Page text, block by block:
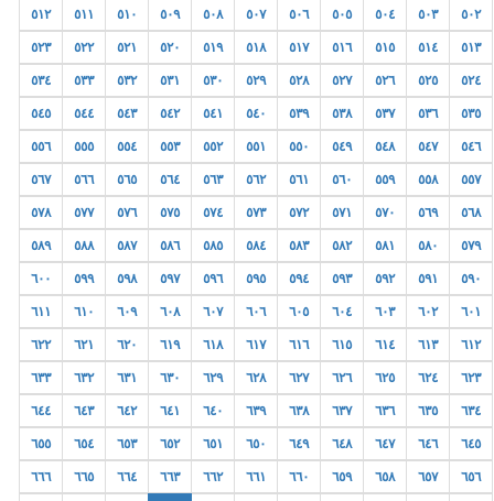
٥٠٢ ٥٠٣ ٥٠٤ ٥٠٥ ٥٠٦ ٥٠٧ ٥٠٨ ٥٠٩ ٥١٠ ٥١١ ٥١٢
٥١٣ ٥١٤ ٥١٥ ٥١٦ ٥١٧ ٥١٨ ٥١٩ ٥٢٠ ٥٢١ ٥٢٢ ٥٢٣
٥٢٤ ٥٢٥ ٥٢٦ ٥٢٧ ٥٢٨ ٥٢٩ ٥٣٠ ٥٣١ ٥٣٢ ٥٣٣ ٥٣٤
٥٣٥ ٥٣٦ ٥٣٧ ٥٣٨ ٥٣٩ ٥٤٠ ٥٤١ ٥٤٢ ٥٤٣ ٥٤٤ ٥٤٥
٥٤٦ ٥٤٧ ٥٤٨ ٥٤٩ ٥٥٠ ٥٥١ ٥٥٢ ٥٥٣ ٥٥٤ ٥٥٥ ٥٥٦
٥٥٧ ٥٥٨ ٥٥٩ ٥٦٠ ٥٦١ ٥٦٢ ٥٦٣ ٥٦٤ ٥٦٥ ٥٦٦ ٥٦٧
٥٦٨ ٥٦٩ ٥٧٠ ٥٧١ ٥٧٢ ٥٧٣ ٥٧٤ ٥٧٥ ٥٧٦ ٥٧٧ ٥٧٨
٥٧٩ ٥٨٠ ٥٨١ ٥٨٢ ٥٨٣ ٥٨٤ ٥٨٥ ٥٨٦ ٥٨٧ ٥٨٨ ٥٨٩
٥٩٠ ٥٩١ ٥٩٢ ٥٩٣ ٥٩٤ ٥٩٥ ٥٩٦ ٥٩٧ ٥٩٨ ٥٩٩ ٦٠٠
٦٠١ ٦٠٢ ٦٠٣ ٦٠٤ ٦٠٥ ٦٠٦ ٦٠٧ ٦٠٨ ٦٠٩ ٦١٠ ٦١١
٦١٢ ٦١٣ ٦١٤ ٦١٥ ٦١٦ ٦١٧ ٦١٨ ٦١٩ ٦٢٠ ٦٢١ ٦٢٢
٦٢٣ ٦٢٤ ٦٢٥ ٦٢٦ ٦٢٧ ٦٢٨ ٦٢٩ ٦٣٠ ٦٣١ ٦٣٢ ٦٣٣
٦٣٤ ٦٣٥ ٦٣٦ ٦٣٧ ٦٣٨ ٦٣٩ ٦٤٠ ٦٤١ ٦٤٢ ٦٤٣ ٦٤٤
٦٤٥ ٦٤٦ ٦٤٧ ٦٤٨ ٦٤٩ ٦٥٠ ٦٥١ ٦٥٢ ٦٥٣ ٦٥٤ ٦٥٥
٦٥٦ ٦٥٧ ٦٥٨ ٦٥٩ ٦٦٠ ٦٦١ ٦٦٢ ٦٦٣ ٦٦٤ ٦٦٥ ٦٦٦